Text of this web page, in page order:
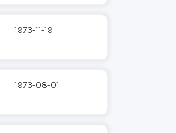
1973-11-19
1973-08-01